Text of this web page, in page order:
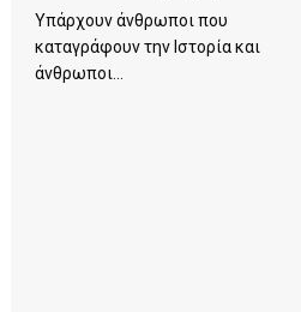
Υπάρχουν άνθρωποι που
καταγράφουν την Ιστορία και
άνθρωποι...